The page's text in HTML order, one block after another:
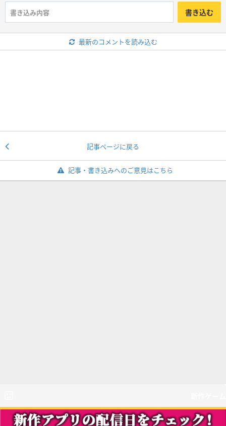
書き込む
最新のコメントを読み込む
記事ページに戻る
記事・書き込みへのご意見はこちら